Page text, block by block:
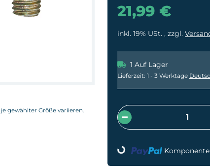
gewählter Größe variieren.
21,99 €
inkl. 19% USt. , zzgl.
1 Auf Lager
Lieferzeit: 1 - 3 Werktage
Loading...